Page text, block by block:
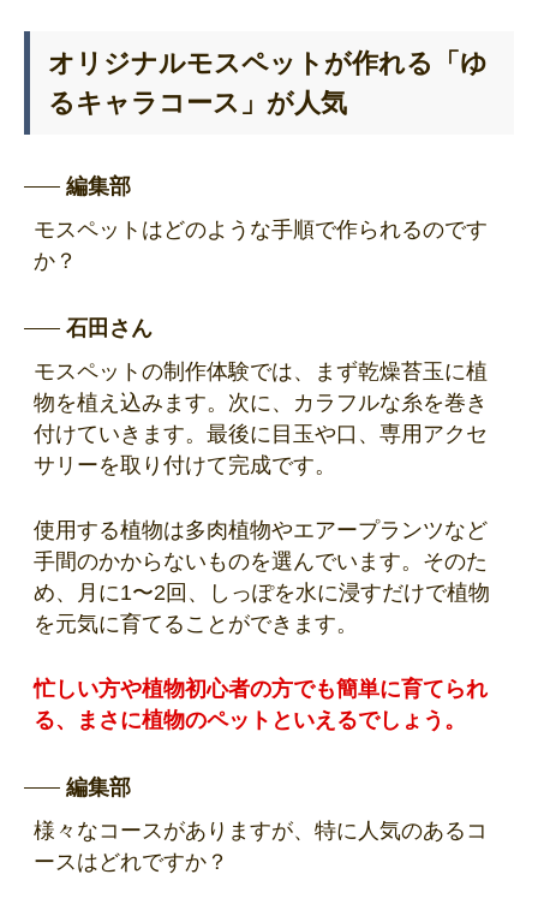
オリジナルモスペットが作れる「ゆ
るキャラコース」が人気
編集部
モスペットはどのような手順で作られるのです
か？
石田さん
モスペットの制作体験では、まず乾燥苔玉に植
物を植え込みます。次に、カラフルな糸を巻き
付けていきます。最後に目玉や口、専用アクセ
サリーを取り付けて完成です。
使用する植物は多肉植物やエアープランツなど
手間のかからないものを選んでいます。そのた
め、月に1〜2回、しっぽを水に浸すだけで植物
を元気に育てることができます。
忙しい方や植物初心者の方でも簡単に育てられ
る、まさに植物のペットといえるでしょう。
編集部
様々なコースがありますが、特に人気のあるコ
ースはどれですか？